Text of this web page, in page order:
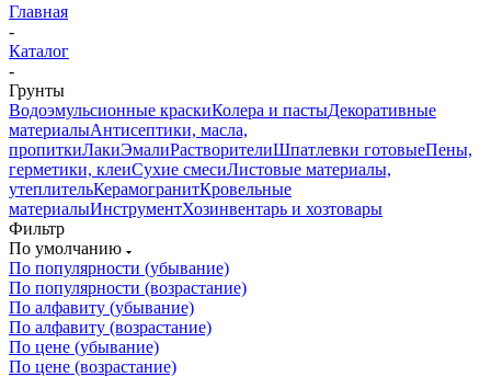
Главная
-
Каталог
-
Грунты
Водоэмульсионные краскиКолера и пастыДекоративные
материалыАнтисептики, масла,
пропиткиЛакиЭмалиРастворителиШпатлевки готовыеПены,
герметики, клеиСухие смесиЛистовые материалы,
утеплительКерамогранитКровельные
материалыИнструментХозинвентарь и хозтовары
Фильтр
По умолчанию
По популярности (убывание)
По популярности (возрастание)
По алфавиту (убывание)
По алфавиту (возрастание)
По цене (убывание)
По цене (возрастание)